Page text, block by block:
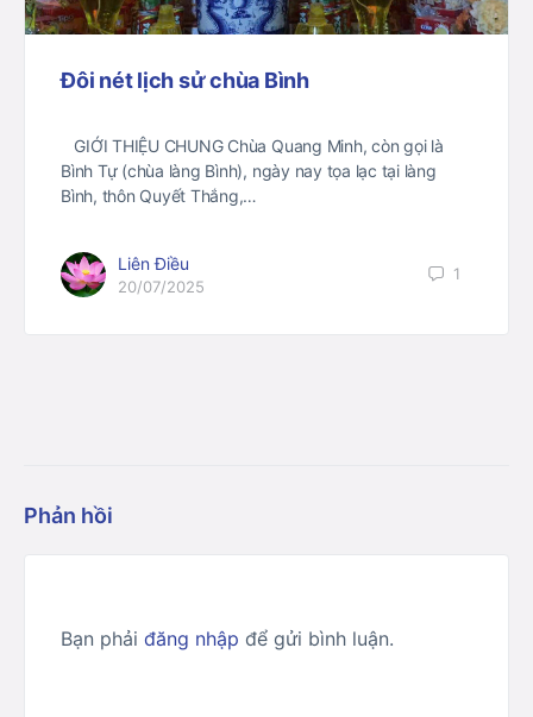
Đôi nét lịch sử chùa Bình
GIỚI THIỆU CHUNG Chùa Quang Minh, còn gọi là
Bình Tự (chùa làng Bình), ngày nay tọa lạc tại làng
Bình, thôn Quyết Thắng,…
Liên Điều
20/07/2025
1
Phản hồi
Bạn phải đăng nhập để gửi bình luận.